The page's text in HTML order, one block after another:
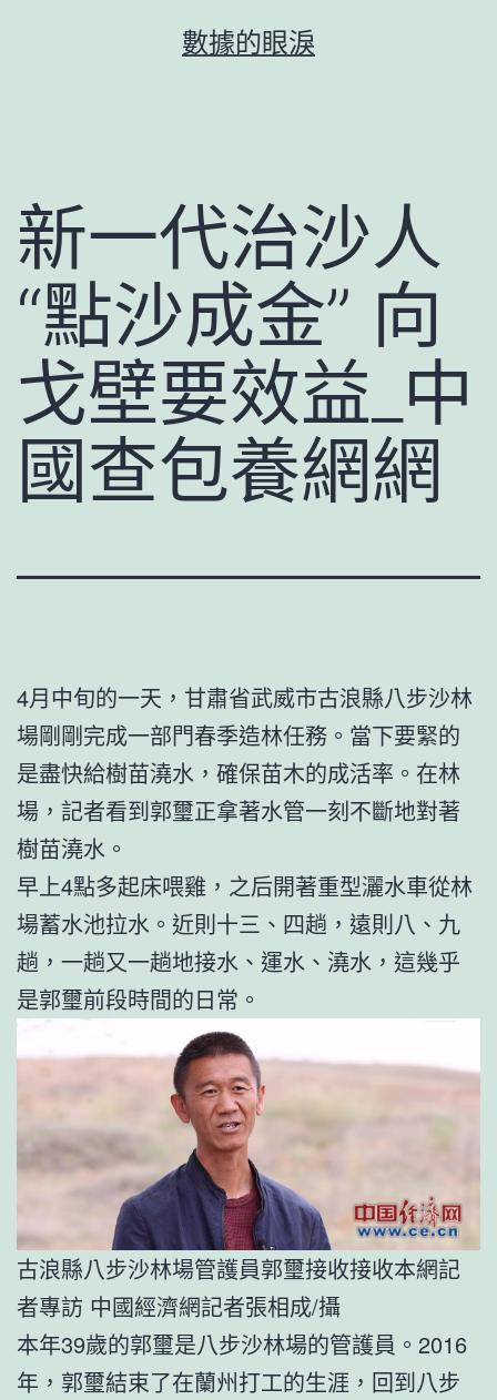
數據的眼淚
新一代治沙人
“點沙成金” 向
戈壁要效益_中
國查包養網網
4月中旬的一天，甘肅省武威市古浪縣八步沙林
場剛剛完成一部門春季造林任務。當下要緊的
是盡快給樹苗澆水，確保苗木的成活率。在林
場，記者看到郭璽正拿著水管一刻不斷地對著
樹苗澆水。
早上4點多起床喂雞，之后開著重型灑水車從林
場蓄水池拉水。近則十三、四趟，遠則八、九
趟，一趟又一趟地接水、運水、澆水，這幾乎
是郭璽前段時間的日常。
古浪縣八步沙林場管護員郭璽接收接收本網記
者專訪 中國經濟網記者張相成/攝
本年39歲的郭璽是八步沙林場的管護員。2016
年，郭璽結束了在蘭州打工的生涯，回到八步